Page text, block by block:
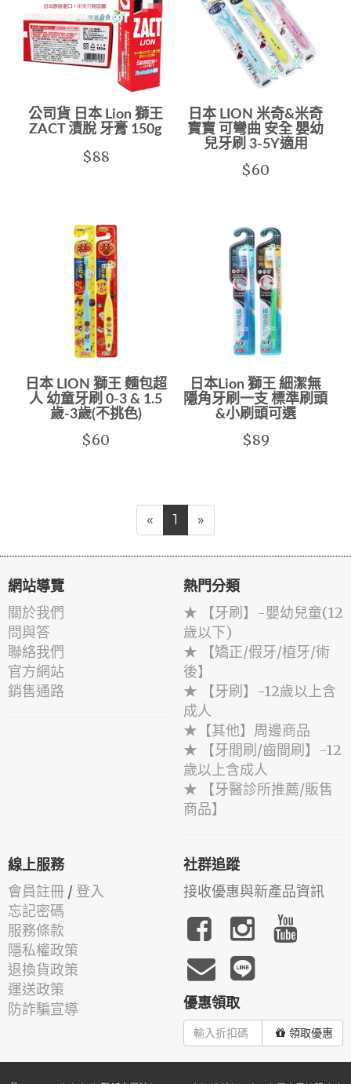
公司貨 日本 Lion 獅王
ZACT 漬脫 牙膏 150g
$88
日本 LION 米奇&米奇
寶寶 可彎曲 安全 嬰幼
兒牙刷 3-5Y適用
$60
日本 LION 獅王 麵包超
人 幼童牙刷 0-3 & 1.5
歲-3歲(不挑色)
$60
日本Lion 獅王 細潔無
隱角牙刷一支 標準刷頭
&小刷頭可選
$89
« 1 »
網站導覽
關於我們
問與答
聯絡我們
官方網站
銷售通路
熱門分類
★ 【牙刷】-嬰幼兒童(12
歲以下)
★ 【矯正/假牙/植牙/術
後】
★ 【牙刷】-12歲以上含
成人
★【其他】周邊商品
★ 【牙間刷/齒間刷】-12
歲以上含成人
★ 【牙醫診所推薦/販售
商品】
線上服務
會員註冊 / 登入
忘記密碼
服務條款
隱私權政策
退換貨政策
運送政策
防詐騙宣導
社群追蹤
接收優惠與新產品資訊
優惠領取
領取優惠